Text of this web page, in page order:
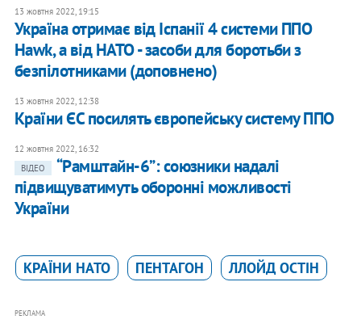
13 жовтня 2022, 19:15
Україна отримає від Іспанії 4 системи ППО
Hawk, а від НАТО - засоби для боротьби з
безпілотниками (доповнено)
13 жовтня 2022, 12:38
Країни ЄС посилять європейську систему ППО
12 жовтня 2022, 16:32
ВІДЕО
“Рамштайн-6”: союзники надалі
підвищуватимуть оборонні можливості
України
КРАЇНИ НАТО ПЕНТАГОН ЛЛОЙД ОСТІН
РЕКЛАМА